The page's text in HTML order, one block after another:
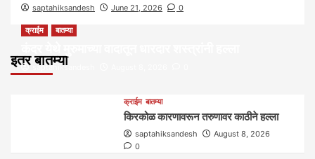
saptahiksandesh June 21, 2026 0
इतर बातम्या
क्राईम बातम्या
saptahiksandesh
क्राईम बातम्या
किरकोळ कारणावरून तरुणावर काठीने हल्ला
saptahiksandesh
August 8, 2026
0